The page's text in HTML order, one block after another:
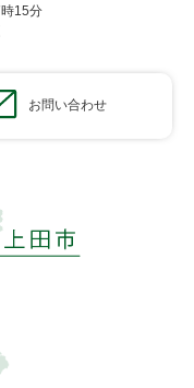
15分
お問い合わせ